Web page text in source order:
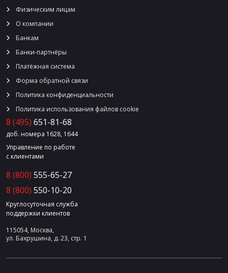
Физическим лицам
О компании
Банкам
Банки-партнёры
Платёжная система
Форма обратной связи
Политика конфиденциальности
Политика использования файлов cookie
8 (495) 651-81-68
доб. номера 1628, 1644
Управление по работе
с клиентами
8 (800) 555-65-27
8 (800) 550-10-20
Круглосуточная служба
поддержки клиентов
115054, Москва,
ул. Бахрушина, д. 23, стр. 1